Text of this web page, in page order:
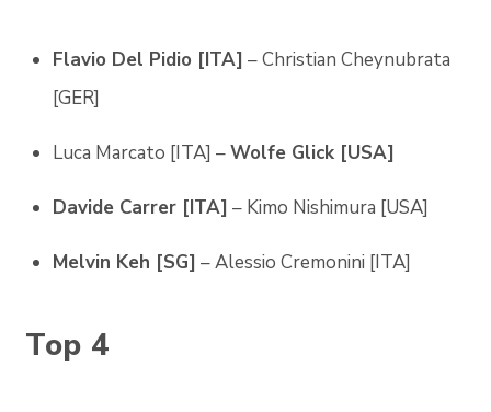
Flavio Del Pidio [ITA] – Christian Cheynubrata
[GER]
Luca Marcato [ITA] –Wolfe Glick [USA]
Davide Carrer [ITA] – Kimo Nishimura [USA]
Melvin Keh [SG] – Alessio Cremonini [ITA]
Top 4